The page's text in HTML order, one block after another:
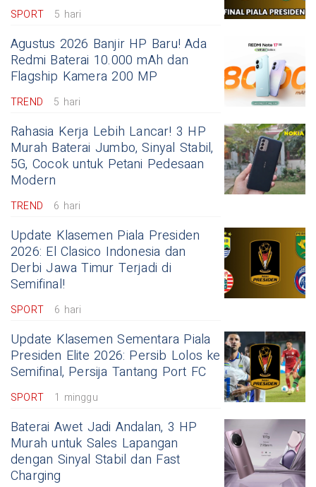
SPORT 5 hari
Agustus 2026 Banjir HP Baru! Ada
Redmi Baterai 10.000 mAh dan
Flagship Kamera 200 MP
TREND 5 hari
Rahasia Kerja Lebih Lancar! 3 HP
Murah Baterai Jumbo, Sinyal Stabil,
5G, Cocok untuk Petani Pedesaan
Modern
TREND 6 hari
Update Klasemen Piala Presiden
2026: El Clasico Indonesia dan
Derbi Jawa Timur Terjadi di
Semifinal!
SPORT 6 hari
Update Klasemen Sementara Piala
Presiden Elite 2026: Persib Lolos ke
Semifinal, Persija Tantang Port FC
SPORT 1 minggu
Baterai Awet Jadi Andalan, 3 HP
Murah untuk Sales Lapangan
dengan Sinyal Stabil dan Fast
Charging